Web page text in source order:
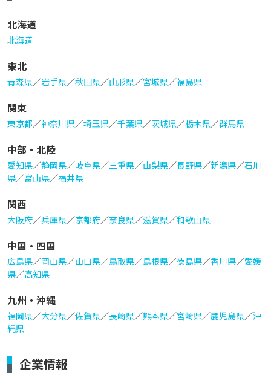
北海道
北海道
東北
青森県／岩手県／秋田県／山形県／宮城県／福島県
関東
東京都／神奈川県／埼玉県／千葉県／茨城県／栃木県／群馬県
中部・北陸
愛知県／静岡県／岐阜県／三重県／山梨県／長野県／新潟県／石川
県／富山県／福井県
関西
大阪府／兵庫県／京都府／奈良県／滋賀県／和歌山県
中国・四国
広島県／岡山県／山口県／鳥取県／島根県／徳島県／香川県／愛媛
県／高知県
九州・沖縄
福岡県／大分県／佐賀県／長崎県／熊本県／宮崎県／鹿児島県／沖
縄県
企業情報